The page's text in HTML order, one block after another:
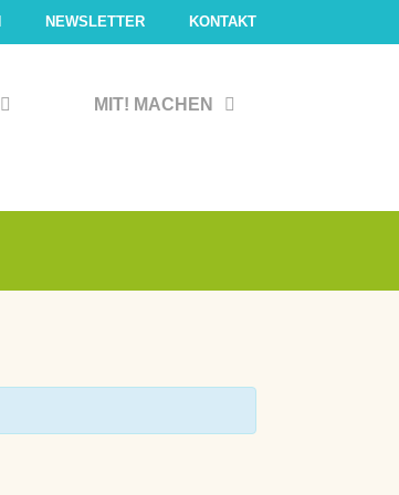
NEWSLETTER KONTAKT
MIT! MACHEN